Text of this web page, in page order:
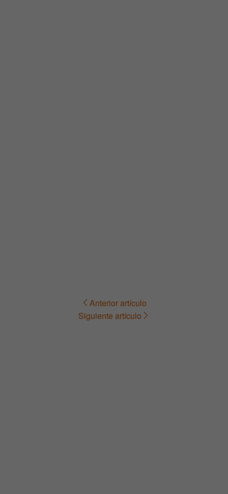
Navegación Anterior artículo
Siguiente artículo